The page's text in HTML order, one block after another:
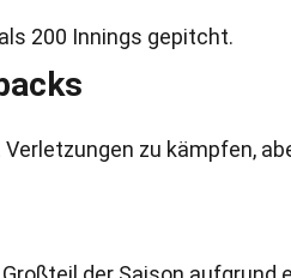
200 Innings gepitcht.
zu kämpfen,